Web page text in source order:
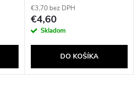
€3,70 bez DPH
€4,60
Skladom
DO KOŠÍKA
Powered by chaterimo